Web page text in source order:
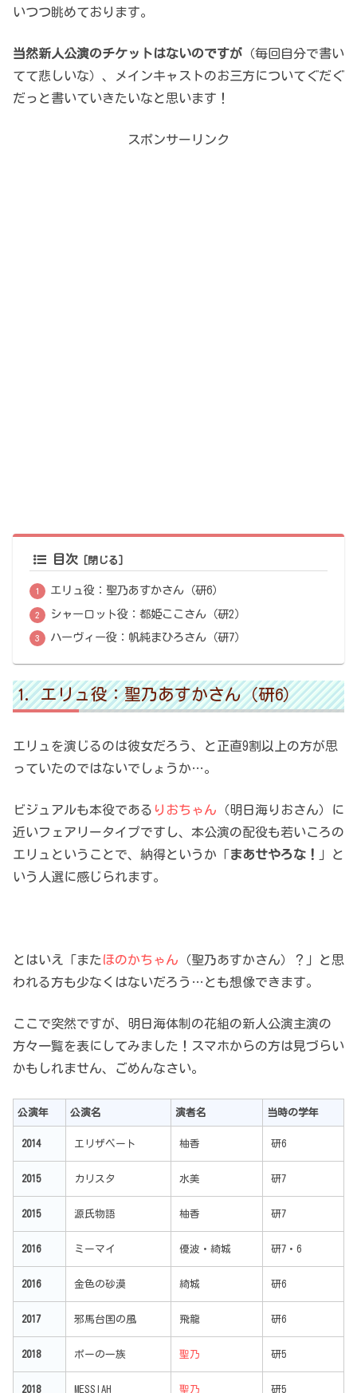
いつつ眺めております。
当然新人公演のチケットはないのですが （毎回自分で書い
てて悲しいな）、メインキャストのお三方についてぐだぐ
だっと書いていきたいなと思います！
スポンサーリンク
目次
エリュ役：聖乃あすかさん（研6）
シャーロット役：都姫ここさん（研2）
ハーヴィー役：帆純まひろさん（研7）
エリュ役：聖乃あすかさん（研6）
エリュを演じるのは彼女だろう、と正直9割以上の方が思
っていたのではないでしょうか…。
ビジュアルも本役である りおちゃん （明日海りおさん）に
近いフェアリータイプですし、本公演の配役も若いころの
エリュということで、納得というか「まあせやろな！
」と
いう人選に感じられます。
とはいえ「また ほのかちゃん （聖乃あすかさん）？」と思
われる方も少なくはないだろう…とも想像できます。
ここで突然ですが、明日海体制の花組の新人公演主演の
方々一覧を表にしてみました！スマホからの方は見づらい
かもしれません、ごめんなさい。
公演年 公演名 演者名 当時の学年
2014 エリザベート 柚香 研6
2015 カリスタ 水美 研7
2015 源氏物語 柚香 研7
2016 ミーマイ 優波・綺城 研7・6
2016 金色の砂漠 綺城 研6
2017 邪馬台国の風 飛龍 研6
2018 ポーの一族 聖乃 研5
2018 MESSIAH 聖乃 研5